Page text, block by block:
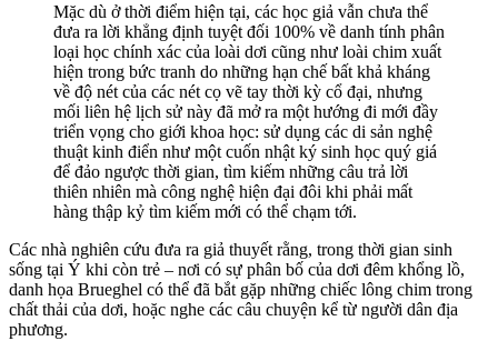
Mặc dù ở thời điểm hiện tại, các học giả vẫn chưa thể
đưa ra lời khẳng định tuyệt đối 100% về danh tính phân
loại học chính xác của loài dơi cũng như loài chim xuất
hiện trong bức tranh do những hạn chế bất khả kháng
về độ nét của các nét cọ vẽ tay thời kỳ cổ đại, nhưng
mối liên hệ lịch sử này đã mở ra một hướng đi mới đầy
triển vọng cho giới khoa học: sử dụng các di sản nghệ
thuật kinh điển như một cuốn nhật ký sinh học quý giá
để đảo ngược thời gian, tìm kiếm những câu trả lời
thiên nhiên mà công nghệ hiện đại đôi khi phải mất
hàng thập kỷ tìm kiếm mới có thể chạm tới.
Các nhà nghiên cứu đưa ra giả thuyết rằng, trong thời gian sinh
sống tại Ý khi còn trẻ – nơi có sự phân bố của dơi đêm khổng lồ,
danh họa Brueghel có thể đã bắt gặp những chiếc lông chim trong
chất thải của dơi, hoặc nghe các câu chuyện kể từ người dân địa
phương.